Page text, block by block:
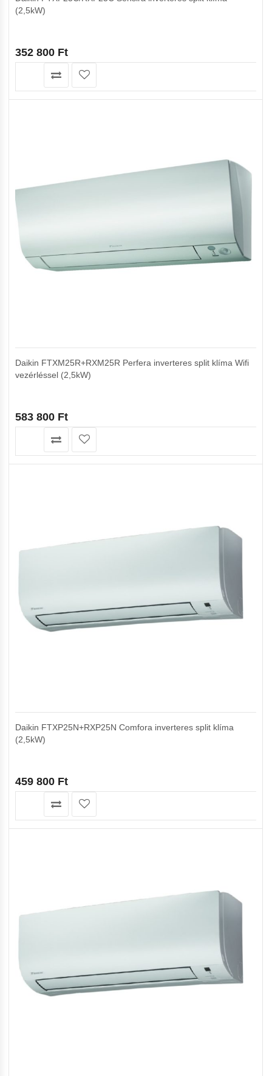
(2,5kW)
352 800 Ft
Daikin FTXM25R+RXM25R Perfera inverteres split klíma Wifi
vezérléssel (2,5kW)
583 800 Ft
Daikin FTXP25N+RXP25N Comfora inverteres split klíma
(2,5kW)
459 800 Ft